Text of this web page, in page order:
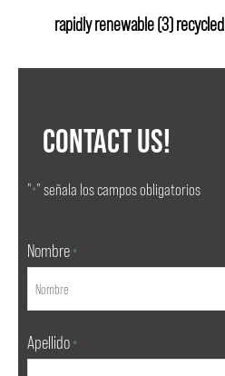
rapidly renewable(3)recycled
CONTACT US!
"*" señala los campos obligatorios
Nombre *
Apellido *